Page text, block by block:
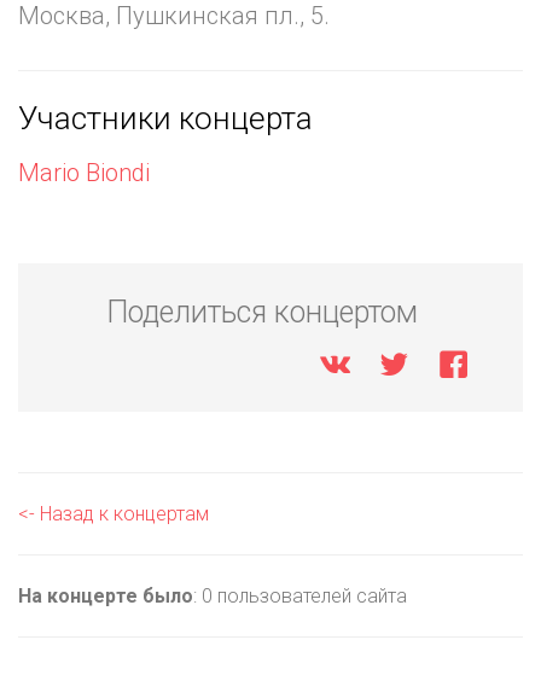
Москва, Пушкинская пл., 5.
Участники концерта
Mario Biondi
Поделиться концертом
<- Назад к концертам
На концерте было: 0 пользователей сайта